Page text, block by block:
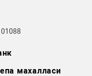
махалласи